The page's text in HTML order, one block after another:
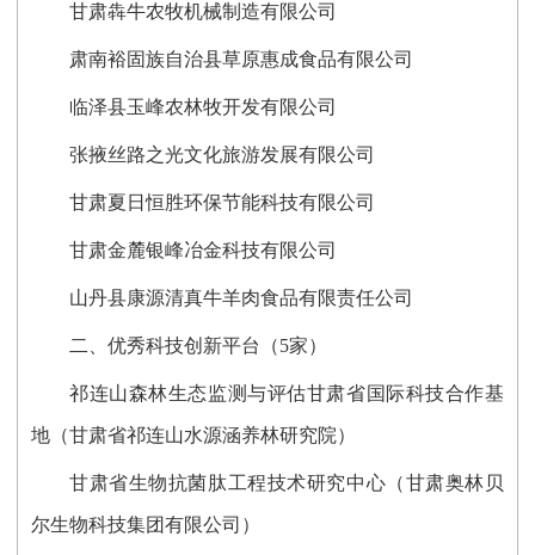
甘肃犇牛农牧机械制造有限公司
肃南裕固族自治县草原惠成食品有限公司
临泽县玉峰农林牧开发有限公司
张掖丝路之光文化旅游发展有限公司
甘肃夏日恒胜环保节能科技有限公司
甘肃金麓银峰冶金科技有限公司
山丹县康源清真牛羊肉食品有限责任公司
二、优秀科技创新平台（5家）
祁连山森林生态监测与评估甘肃省国际科技合作基
地（甘肃省祁连山水源涵养林研究院）
甘肃省生物抗菌肽工程技术研究中心（甘肃奥林贝
尔生物科技集团有限公司）